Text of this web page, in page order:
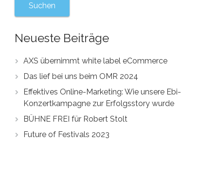
Neueste Beiträge
AXS übernimmt white label eCommerce
Das lief bei uns beim OMR 2024
Effektives Online-Marketing: Wie unsere Ebi-
Konzertkampagne zur Erfolgsstory wurde
BÜHNE FREI für Robert Stolt
Future of Festivals 2023